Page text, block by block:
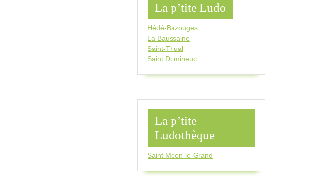
La p’tite Ludo
Hédé-Bazouges
La Baussaine
Saint-Thual
Saint Domineuc
La p’tite
Ludothèque
Saint Méen-le-Grand